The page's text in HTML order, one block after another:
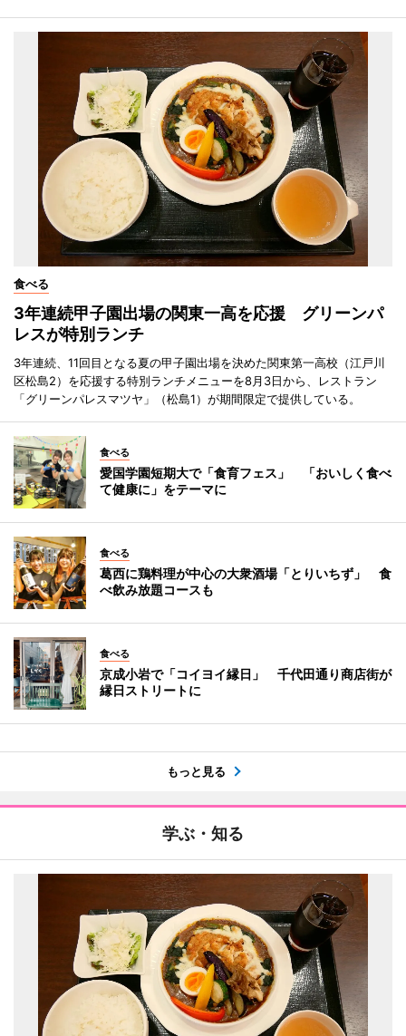
食べる
3年連続甲子園出場の関東一高を応援 グリーンパ
レスが特別ランチ
3年連続、11回目となる夏の甲子園出場を決めた関東第一高校（江戸川
区松島2）を応援する特別ランチメニューを8月3日から、レストラン
「グリーンパレスマツヤ」（松島1）が期間限定で提供している。
食べる
愛国学園短期大で「食育フェス」 「おいしく食べ
て健康に」をテーマに
食べる
葛西に鶏料理が中心の大衆酒場「とりいちず」 食
べ飲み放題コースも
食べる
京成小岩で「コイヨイ縁日」 千代田通り商店街が
縁日ストリートに
もっと見る
学ぶ・知る